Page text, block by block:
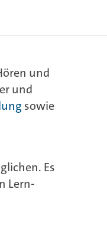
und
und
sowie
Es
Lern-